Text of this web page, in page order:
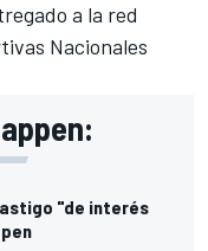
a la red
Nacionales
"de interés